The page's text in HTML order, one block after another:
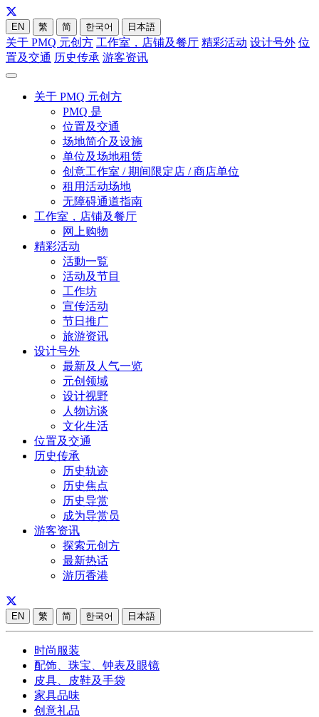
EN 繁 简 한국어 日本語
关于 PMQ 元创方 工作室，店铺及餐厅 精彩活动 设计号外 位
置及交通 历史传承 游客资讯
关于 PMQ 元创方
PMQ 是
位置及交通
场地简介及设施
单位及场地租赁
创意工作室 / 期间限定店 / 商店单位
租用活动场地
无障碍通道指南
工作室，店铺及餐厅
网上购物
精彩活动
活動一覧
活动及节目
工作坊
宣传活动
节日推广
旅游资讯
设计号外
最新及人气一览
元创领域
设计视野
人物访谈
文化生活
位置及交通
历史传承
历史轨迹
历史焦点
历史导赏
成为导赏员
游客资讯
探索元创方
最新热话
游历香港
EN 繁 简 한국어 日本語
时尚服装
配饰、珠宝、钟表及眼镜
皮具、皮鞋及手袋
家具品味
创意礼品